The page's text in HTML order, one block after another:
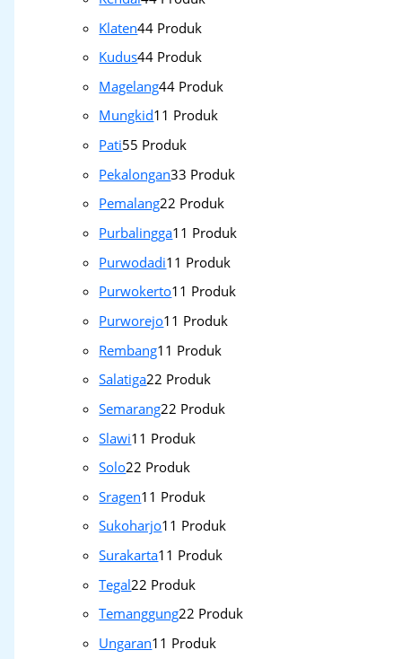
Klaten44 Produk
Kudus44 Produk
Magelang44 Produk
Mungkid1 1 Produk
Pati55 Produk
Pekalongan33 Produk
Pemalang22 Produk
Purbalingga1 1 Produk
Purwodadi1 1 Produk
Purwokerto1 1 Produk
Purworejo1 1 Produk
Rembang1 1 Produk
Salatiga22 Produk
Semarang22 Produk
Slawi1 1 Produk
Solo22 Produk
Sragen1 1 Produk
Sukoharjo1 1 Produk
Surakarta1 1 Produk
Tegal22 Produk
Temanggung22 Produk
Ungaran1 1 Produk